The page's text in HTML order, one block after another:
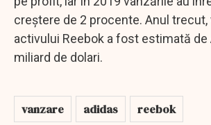
creștere de 2 procente. Anul trecut,
activului Reebok a fost estimată de
miliard de dolari.
vanzare adidas reebok